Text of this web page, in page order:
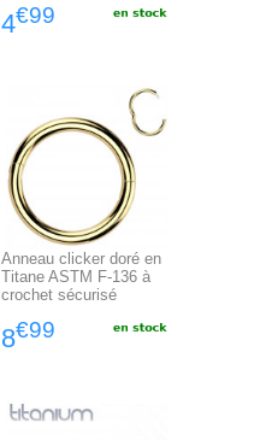
4€99
Anneau clicker doré en
Titane ASTM F-136 à
crochet sécurisé
8€99